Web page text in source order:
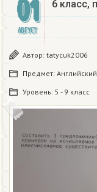
01
АВГУСТ
6 класс,
Автор: tatycuk2006
Предмет:
Уровень: 5 - 9 класс